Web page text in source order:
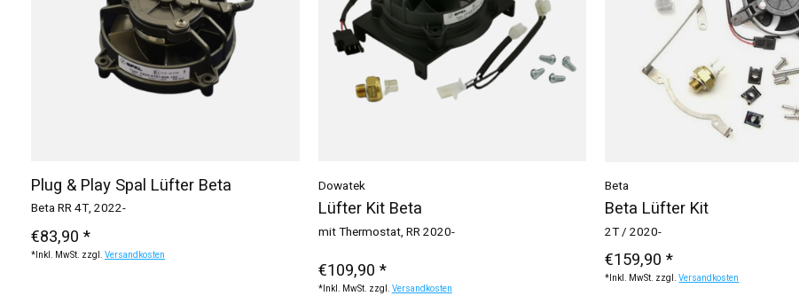
Plug & Play Spal Lüfter Beta
Beta RR 4T, 2022-
€83,90 *
*Inkl. MwSt. zzgl. Versandkosten
Dowatek
Lüfter Kit Beta
mit Thermostat, RR 2020-
€109,90 *
*Inkl. MwSt. zzgl. Versandkosten
Beta
Beta Lüfter Kit
2T / 2020-
€159,90 *
*Inkl. MwSt. zzgl.Versandkosten